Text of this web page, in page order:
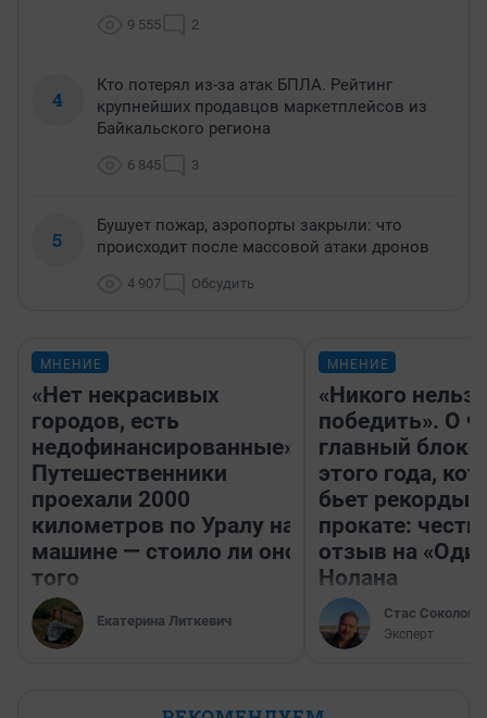
9 555 2
4
Кто потерял из-за атак БПЛА. Рейтинг
крупнейших продавцов маркетплейсов из
Байкальского региона
6 845 3
5
Бушует пожар, аэропорты закрыли: что
происходит после массовой атаки дронов
4 907 Обсудить
МНЕНИЕ
«Нет некрасивых
городов, есть
недофинансированные».
Путешественники
проехали 2000
километров по Уралу на
машине — стоило ли оно
того
Екатерина Литкевич
МНЕНИЕ
«Никого нельзя
победить». О
главный
этого года,
бьет рекорды в
прокате:
отзыв на
Нолана
Стас Соколов
Эксперт